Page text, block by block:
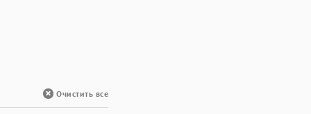
Очистить все